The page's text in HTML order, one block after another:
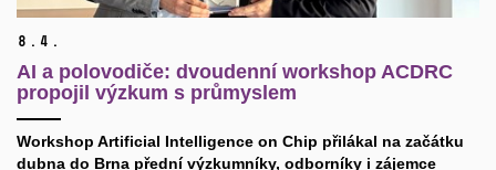
8. 4.
AI a polovodiče: dvoudenní workshop ACDRC
propojil výzkum s průmyslem
​Workshop Artificial Intelligence on Chip přilákal na začátku
dubna do Brna přední výzkumníky, odborníky i zájemce